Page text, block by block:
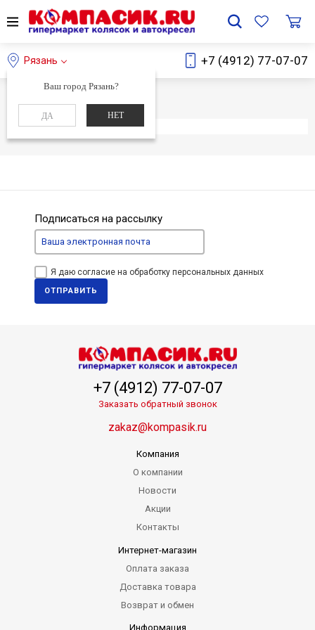
Рязань
Ваш город Рязань?
ДА НЕТ
+7 (4912) 77-07-07
Главная Каталог
Элемент не найден
Подписаться на рассылку
Я даю согласие на обработку персональных данных
ОТПРАВИТЬ
+7 (4912) 77-07-07
Заказать обратный звонок
zakaz@kompasik.ru
Компания
О компании
Новости
Акции
Контакты
Интернет-магазин
Оплата заказа
Доставка товара
Возврат и обмен
Информация